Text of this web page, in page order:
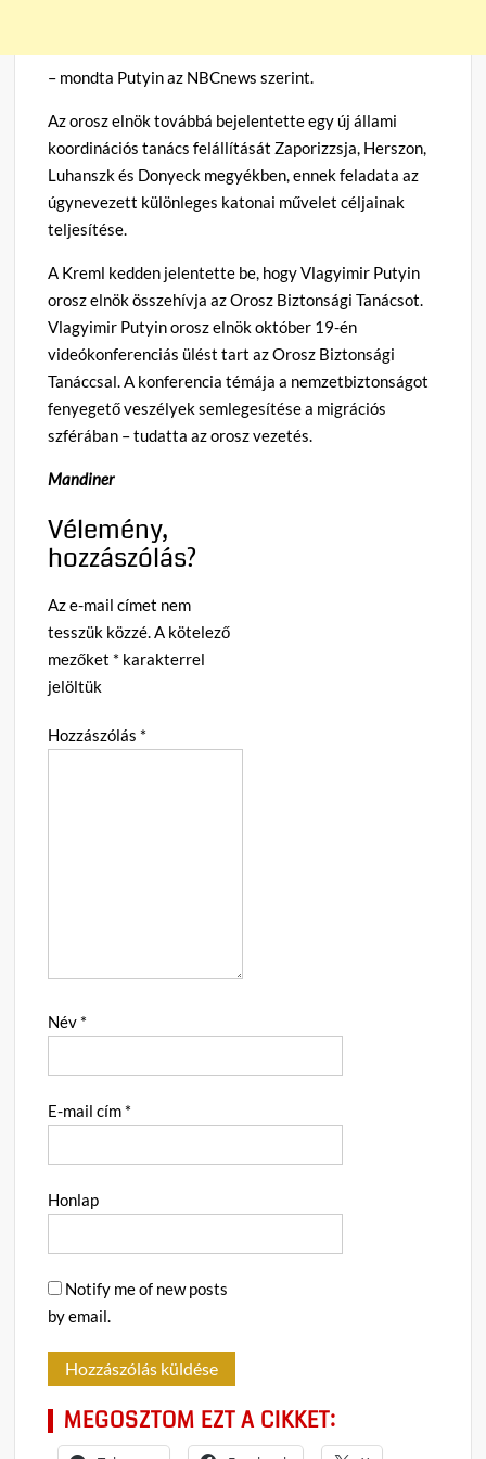
– mondta Putyin az NBCnews szerint.
Az orosz elnök továbbá bejelentette egy új állami
koordinációs tanács felállítását Zaporizzsja, Herszon,
Luhanszk és Donyeck megyékben, ennek feladata az
úgynevezett különleges katonai művelet céljainak
teljesítése.
A Kreml kedden jelentette be, hogy Vlagyimir Putyin
orosz elnök összehívja az Orosz Biztonsági Tanácsot.
Vlagyimir Putyin orosz elnök október 19-én
videókonferenciás ülést tart az Orosz Biztonsági
Tanáccsal. A konferencia témája a nemzetbiztonságot
fenyegető veszélyek semlegesítése a migrációs
szférában – tudatta az orosz vezetés.
Mandiner
Vélemény,
hozzászólás?
Az e-mail címet nem
tesszük közzé.A kötelező
mezőket * karakterrel
jelöltük
Hozzászólás *
Név *
E-mail cím *
Honlap
Notify me of new posts
by email.
MEGOSZTOM EZT A CIKKET: